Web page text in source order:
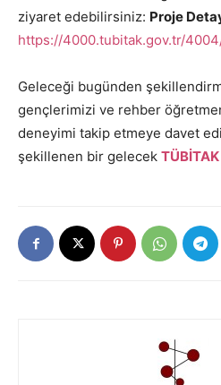
ziyaret edebilirsiniz: Proje
https://4000.tubitak.gov.tr/
Geleceği bugünden
gençlerimizi ve rehber
deneyimi takip etmeye davet
şekillenen bir gelecek